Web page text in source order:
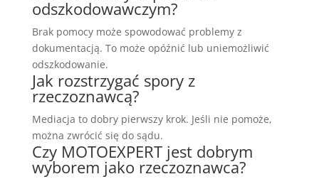
odszkodowawczym?
Brak pomocy może spowodować problemy z
dokumentacją. To może opóźnić lub uniemożliwić
odszkodowanie.
Jak rozstrzygać spory z
rzeczoznawcą?
Mediacja to dobry pierwszy krok. Jeśli nie pomoże,
można zwrócić się do sądu.
Czy MOTOEXPERT jest dobrym
wyborem jako rzeczoznawca?